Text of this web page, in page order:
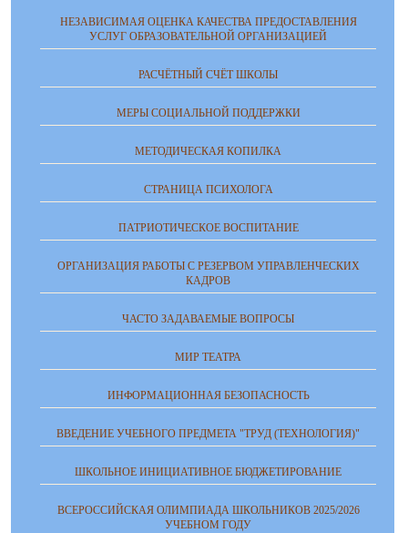
НЕЗАВИСИМАЯ ОЦЕНКА КАЧЕСТВА ПРЕДОСТАВЛЕНИЯ
УСЛУГ ОБРАЗОВАТЕЛЬНОЙ ОРГАНИЗАЦИЕЙ
РАСЧЁТНЫЙ СЧЁТ ШКОЛЫ
МЕРЫ СОЦИАЛЬНОЙ ПОДДЕРЖКИ
МЕТОДИЧЕСКАЯ КОПИЛКА
СТРАНИЦА ПСИХОЛОГА
ПАТРИОТИЧЕСКОЕ ВОСПИТАНИЕ
ОРГАНИЗАЦИЯ РАБОТЫ С РЕЗЕРВОМ УПРАВЛЕНЧЕСКИХ
КАДРОВ
ЧАСТО ЗАДАВАЕМЫЕ ВОПРОСЫ
МИР ТЕАТРА
ИНФОРМАЦИОННАЯ БЕЗОПАСНОСТЬ
ВВЕДЕНИЕ УЧЕБНОГО ПРЕДМЕТА "ТРУД (ТЕХНОЛОГИЯ)"
ШКОЛЬНОЕ ИНИЦИАТИВНОЕ БЮДЖЕТИРОВАНИЕ
ВСЕРОССИЙСКАЯ ОЛИМПИАДА ШКОЛЬНИКОВ 2025/2026
УЧЕБНОМ ГОДУ